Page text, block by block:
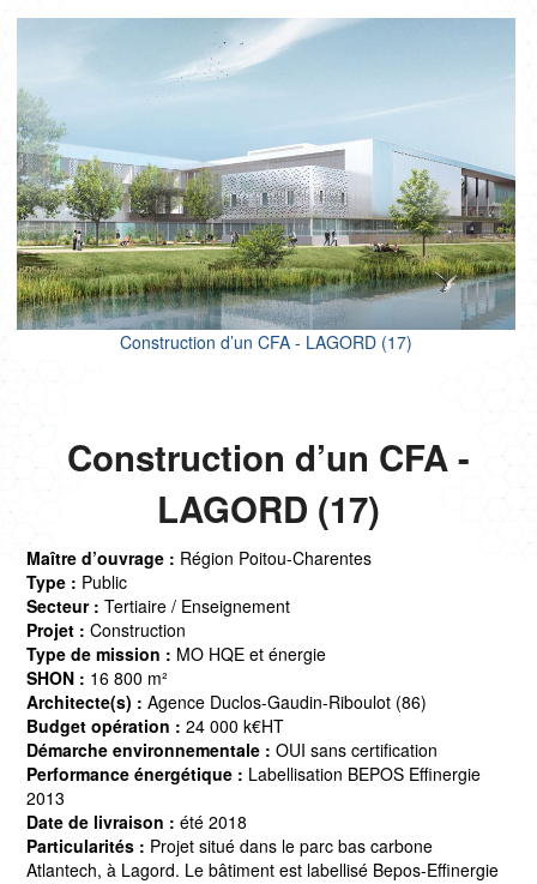
CULTURE SPORT
ENFANCE
NEUF
PROJETS CERTIFIÉS
RÉNOVATION
SANTÉ
TERTIAIRE
Construction d’un CFA - LAGORD (17)
Construction d’un CFA -
LAGORD (17)
Maître d’ouvrage : Région Poitou-Charentes
Type : Public
Secteur : Tertiaire / Enseignement
Projet : Construction
Type de mission : MO HQE et énergie
SHON : 16 800 m²
Architecte(s) : Agence Duclos-Gaudin-Riboulot (86)
Budget opération : 24 000 k€HT
Démarche environnementale : OUI sans certification
Performance énergétique : Labellisation BEPOS Effinergie
2013
Date de livraison : été 2018
Particularités : Projet situé dans le parc bas carbone
Atlantech, à Lagord. Le bâtiment est labellisé Bepos-Effinergie